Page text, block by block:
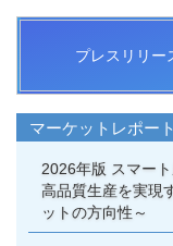
プレスリリー
マーケットレポート
2026年版 スマー
高品質生産を実現
ットの方向性～